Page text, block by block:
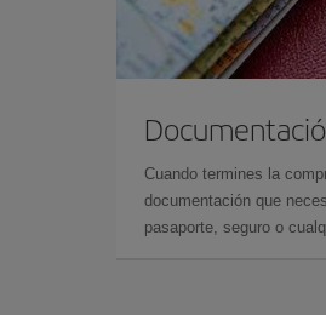
Cuando termines la
documentación que
pasaporte, seguro o